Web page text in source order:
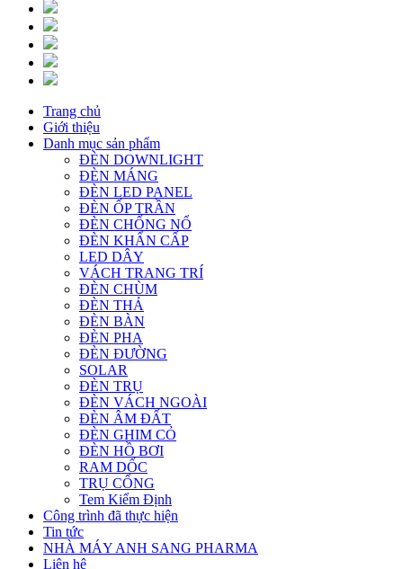
Trang chủ
Giới thiệu
Danh mục sản phẩm
ĐÈN DOWNLIGHT
ĐÈN MÁNG
ĐÈN LED PANEL
ĐÈN ỐP TRẦN
ĐÈN CHỐNG NỔ
ĐÈN KHẨN CẤP
LED DÂY
VÁCH TRANG TRÍ
ĐÈN CHÙM
ĐÈN THẢ
ĐÈN BÀN
ĐÈN PHA
ĐÈN ĐƯỜNG
SOLAR
ĐÈN TRỤ
ĐÈN VÁCH NGOÀI
ĐÈN ÂM ĐẤT
ĐÈN GHIM CỎ
ĐÈN HỒ BƠI
RAM DỐC
TRỤ CỔNG
Tem Kiểm Định
Công trình đã thực hiện
Tin tức
NHÀ MÁY ANH SANG PHARMA
Liên hệ